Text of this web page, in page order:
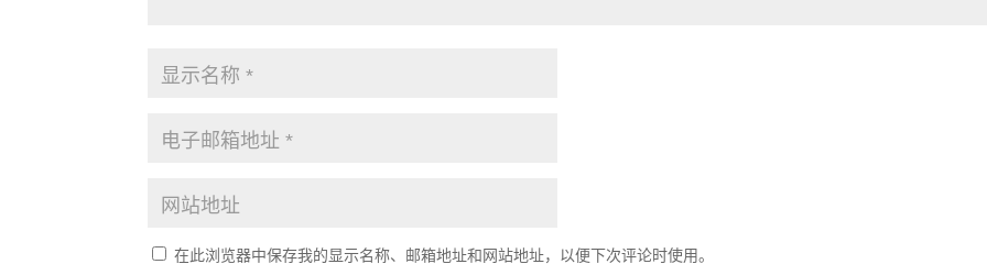
在此浏览器中保存我的显示名称、邮箱地址和网站地址，以便下次评论时使用。